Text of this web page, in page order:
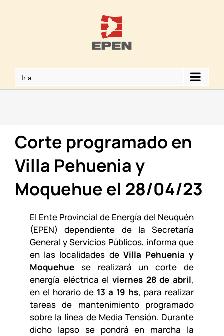
Ir a...
Corte programado en
Villa Pehuenia y
Moquehue el 28/04/23
El Ente Provincial de Energía del Neuquén
(EPEN) dependiente de la Secretaría
General y Servicios Públicos, informa que
en las localidades de Villa Pehuenia y
Moquehuese realizará un corte de
energía eléctrica el viernes 28 de abril,
en el horario de 13 a 19 hs, para realizar
tareas de mantenimiento programado
sobre la línea de Media Tensión. Durante
dicho lapso se pondrá en marcha la